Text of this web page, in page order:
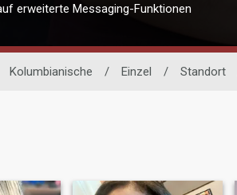
erweiterte Messaging-Funktionen
Kolumbianische / Einzel / Standort